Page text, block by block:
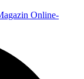
Online-